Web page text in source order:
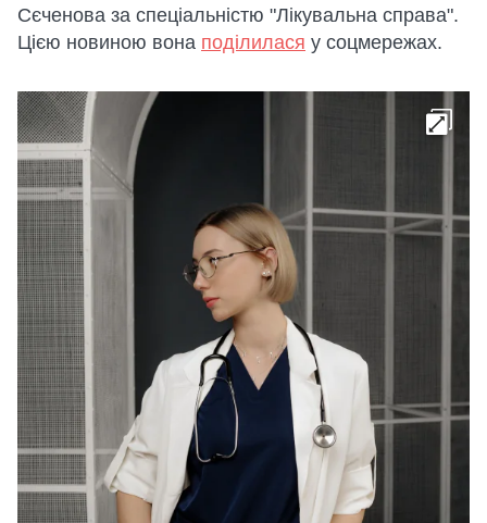
Сєченова за спеціальністю "Лікувальна справа".
Цією новиною вона поділилася у соцмережах.